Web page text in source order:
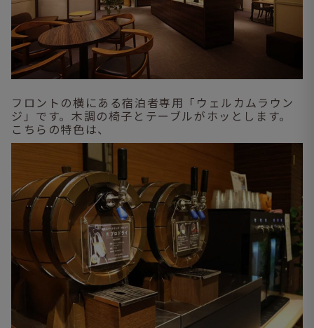
フロントの横にある宿泊者専用「ウェルカムラウン
ジ」です。木調の椅子とテーブルがホッとします。
こちらの特色は、